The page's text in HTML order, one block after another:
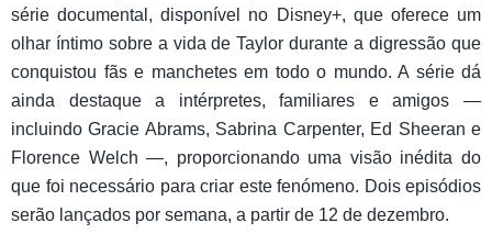
série documental, disponível no Disney+, que oferece um
olhar íntimo sobre a vida de Taylor durante a digressão que
conquistou fãs e manchetes em todo o mundo. A série dá
ainda destaque a intérpretes, familiares e amigos —
incluindo Gracie Abrams, Sabrina Carpenter, Ed Sheeran e
Florence Welch —, proporcionando uma visão inédita do
que foi necessário para criar este fenómeno. Dois episódios
serão lançados por semana, a partir de 12 de dezembro.